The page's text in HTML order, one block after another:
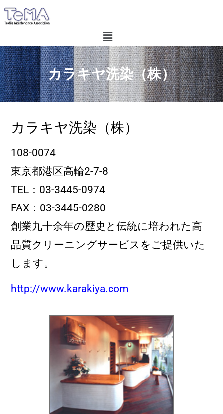
カラキヤ洗染（株）
カラキヤ洗染（株）
108-0074
東京都港区高輪2-7-8
TEL：03-3445-0974
FAX：03-3445-0280
創業九十余年の歴史と伝統に培われた高
品質クリーニングサービスをご提供いた
します。
http://www.karakiya.com